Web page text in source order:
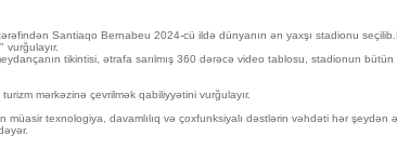
Santiaqo Bernabeu 2024-cü ildə dünyanın ən yaxşı stadionu
tikintisi, ətrafa sarılmış 360 dərəcə video tablosu, stadionun
mərkəzinə çevrilmək qabiliyyətini vurğulayır.
texnologiya, davamlılıq və çoxfunksiyalı dəstlərin vəhdəti hər şeydən